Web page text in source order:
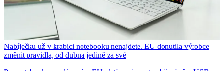
Nabíječku už v krabici notebooku nenajdete. EU donutila výrobce
změnit pravidla, od dubna jedině za své